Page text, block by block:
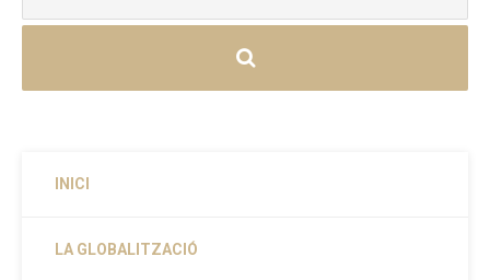
INICI
LA GLOBALITZACIÓ